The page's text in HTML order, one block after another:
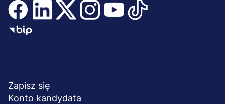
stopka
Zapisz się
Konto kandydata